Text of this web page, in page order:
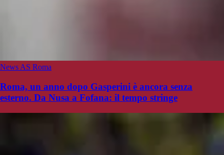
News AS Roma
Roma, un anno dopo Gasperini è ancora senza
esterno. Da Nusa a Fofana: il tempo stringe